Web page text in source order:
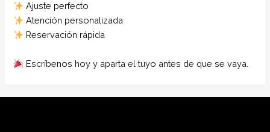
Ajuste perfecto
Atención personalizada
Reservación rápida
Escríbenos hoy y aparta el tuyo antes de que se vaya.